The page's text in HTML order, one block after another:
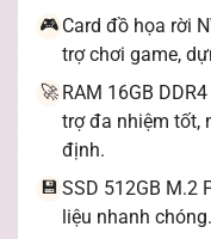
🎮 Card đồ họa rời
trợ chơi game,
🚀 RAM 16GB
trợ đa nhiệm tốt,
định.
💾 SSD 512GB M.2
liệu nhanh chóng.